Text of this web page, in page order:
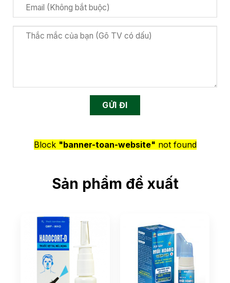
Block "banner-toan-website" not found
Sản phẩm đề xuất